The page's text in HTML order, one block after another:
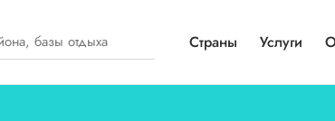
Страны Услуги